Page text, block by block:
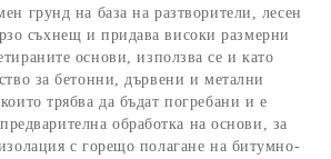
грунд на база на разтворители, лесен
съхнещ и придава високи размерни
основи, използва се и като
за бетонни, дървени и метални
трябва да бъдат погребани и е
обработка на основи, за
с горещо полагане на битумно-